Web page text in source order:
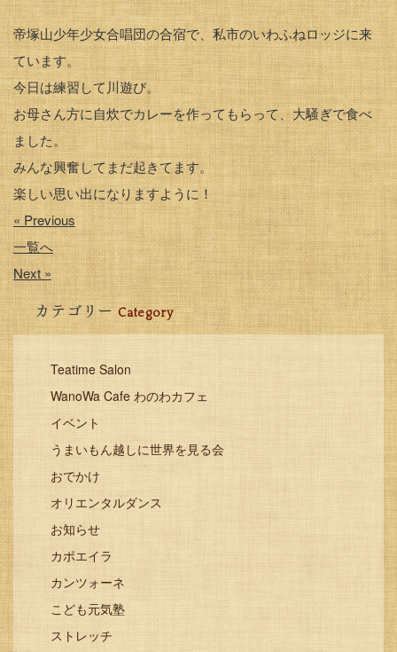
帝塚山少年少女合唱団の合宿で、私市のいわふねロッジに来
ています。
今日は練習して川遊び。
お母さん方に自炊でカレーを作ってもらって、大騒ぎで食べ
ました。
みんな興奮してまだ起きてます。
楽しい思い出になりますように！
« Previous
一覧へ
Next »
カテゴリー Category
Teatime Salon
WanoWa Cafe わのわカフェ
イベント
うまいもん越しに世界を見る会
おでかけ
オリエンタルダンス
お知らせ
カポエイラ
カンツォーネ
こども元気塾
ストレッチ